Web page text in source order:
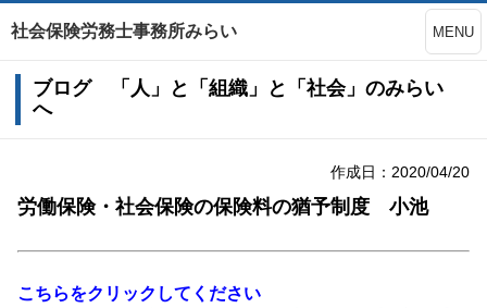
社会保険労務士事務所みらい MENU
ブログ 「人」と「組織」と「社会」のみらい
へ
作成日：2020/04/20
労働保険・社会保険の保険料の猶予制度 小池
こちらをクリックしてください